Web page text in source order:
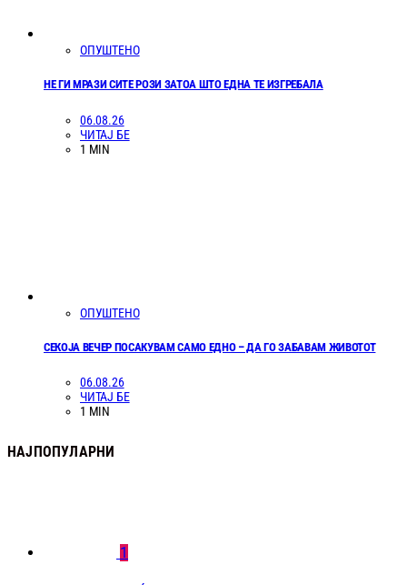
ОПУШТЕНО
НЕ ГИ МРАЗИ СИТЕ РОЗИ ЗАТОА ШТО ЕДНА ТЕ ИЗГРЕБАЛА
06.08.26
ЧИТАЈ БЕ
1 MIN
ОПУШТЕНО
СЕКОЈА ВЕЧЕР ПОСАКУВАМ САМО ЕДНО – ДА ГО ЗАБАВАМ ЖИВОТОТ
06.08.26
ЧИТАЈ БЕ
1 MIN
НАЈПОПУЛАРНИ
1